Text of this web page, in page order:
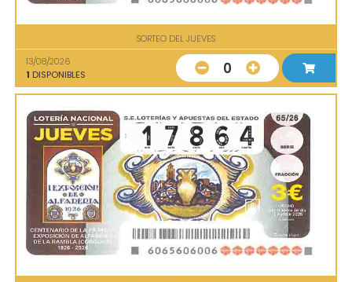
SORTEO DEL JUEVES
13/08/2026
1 DISPONIBLES 0